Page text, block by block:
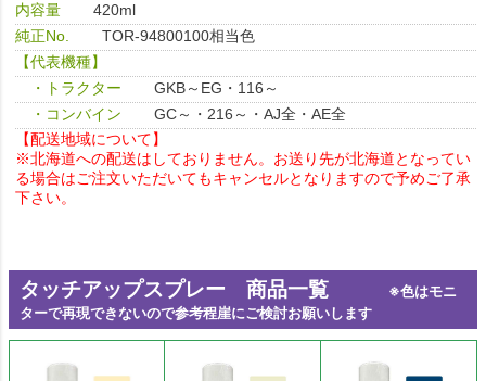
内容量
420ml
純正No.
TOR-94800100相当色
【代表機種】
・トラクター
GKB～EG・116～
・コンバイン
GC～・216～・AJ全・AE全
【配送地域について】
※北海道への配送はしておりません。お送り先が北海道となってい
る場合はご注文いただいてもキャンセルとなりますので予めご了承
下さい。